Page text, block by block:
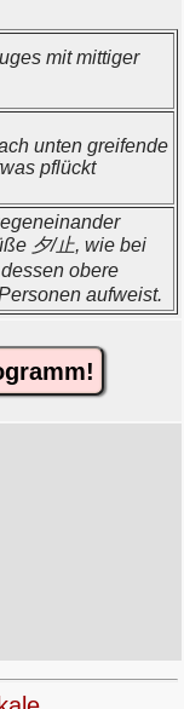
mit mittiger
unten greifende
pflückt
夕/止, wie bei
obere
aufweist.